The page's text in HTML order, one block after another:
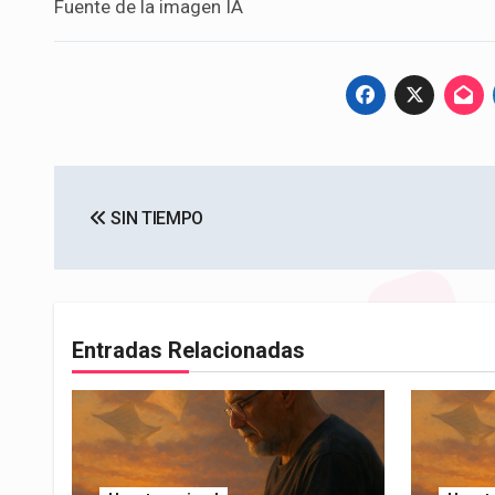
Fuente de la imagen IA
de
entradas
SIN TIEMPO
Entradas Relacionadas